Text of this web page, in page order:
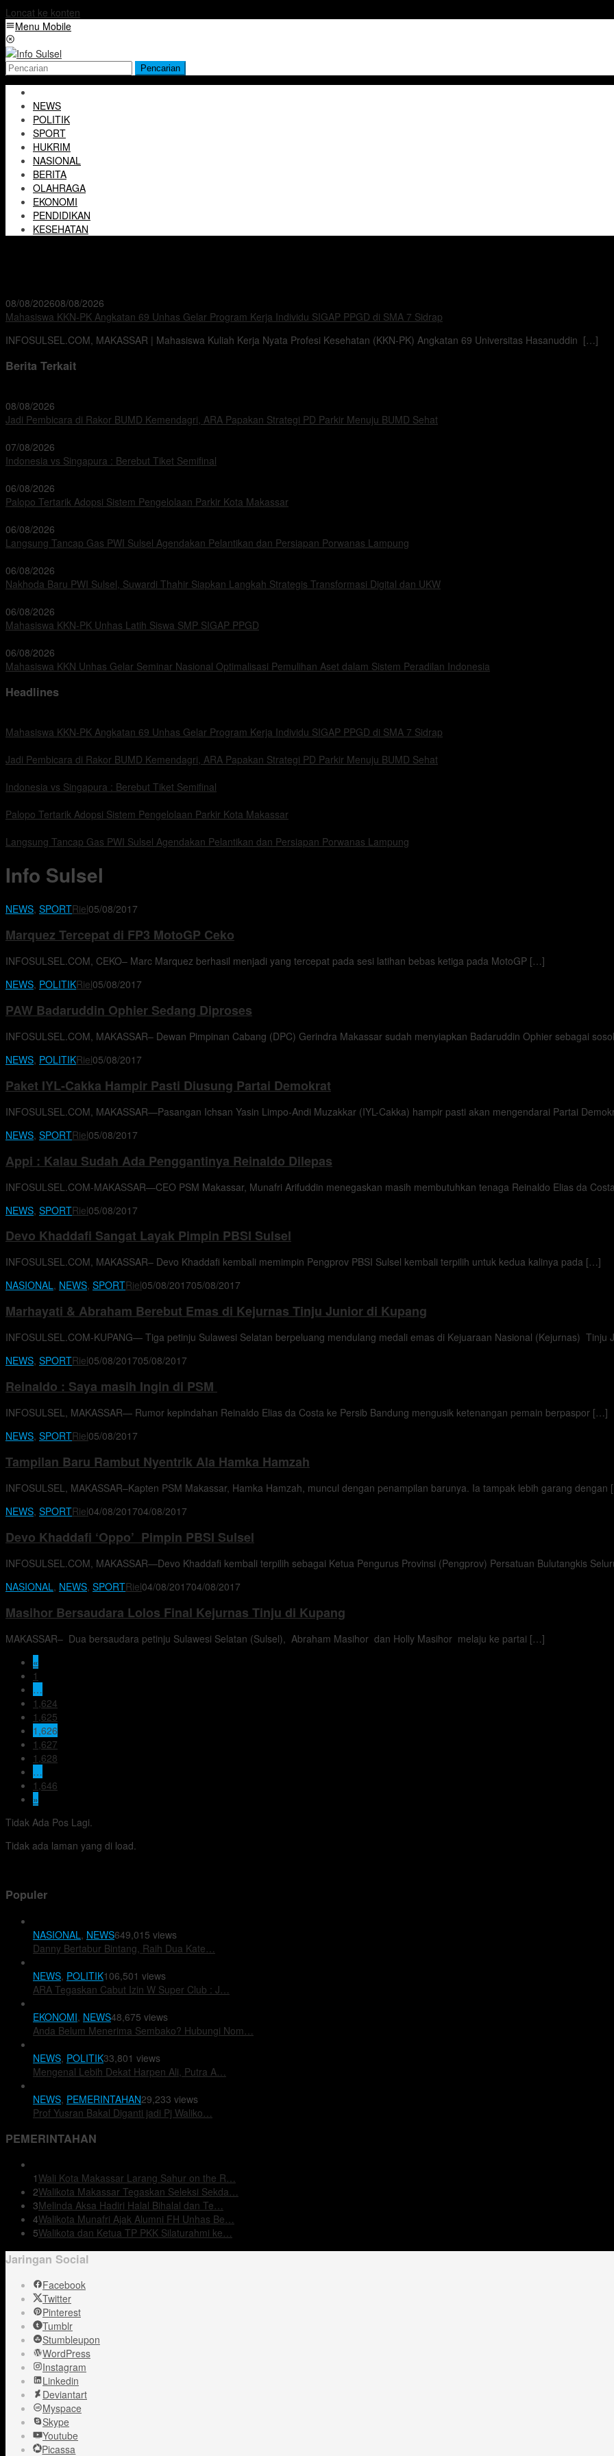
Loncat ke konten
Menu Mobile
Pencarian
NEWS
POLITIK
SPORT
HUKRIM
NASIONAL
BERITA
OLAHRAGA
EKONOMI
PENDIDIKAN
KESEHATAN
08/08/202608/08/2026
Mahasiswa KKN-PK Angkatan 69 Unhas Gelar Program Kerja Individu SIGAP PPGD di SMA 7 Sidrap
INFOSULSEL.COM, MAKASSAR | Mahasiswa Kuliah Kerja Nyata Profesi Kesehatan (KKN-PK) Angkatan 69 Universitas Hasanuddin […]
Berita Terkait
08/08/2026
Jadi Pembicara di Rakor BUMD Kemendagri, ARA Papakan Strategi PD Parkir Menuju BUMD Sehat
07/08/2026
Indonesia vs Singapura : Berebut Tiket Semifinal
06/08/2026
Palopo Tertarik Adopsi Sistem Pengelolaan Parkir Kota Makassar
06/08/2026
Langsung Tancap Gas PWI Sulsel Agendakan Pelantikan dan Persiapan Porwanas Lampung
06/08/2026
Nakhoda Baru PWI Sulsel, Suwardi Thahir Siapkan Langkah Strategis Transformasi Digital dan UKW
06/08/2026
Mahasiswa KKN-PK Unhas Latih Siswa SMP SIGAP PPGD
06/08/2026
Mahasiswa KKN Unhas Gelar Seminar Nasional Optimalisasi Pemulihan Aset dalam Sistem Peradilan Indonesia
Headlines
Mahasiswa KKN-PK Angkatan 69 Unhas Gelar Program Kerja Individu SIGAP PPGD di SMA 7 Sidrap
Jadi Pembicara di Rakor BUMD Kemendagri, ARA Papakan Strategi PD Parkir Menuju BUMD Sehat
Indonesia vs Singapura : Berebut Tiket Semifinal
Palopo Tertarik Adopsi Sistem Pengelolaan Parkir Kota Makassar
Langsung Tancap Gas PWI Sulsel Agendakan Pelantikan dan Persiapan Porwanas Lampung
Info Sulsel
NEWS, SPORTRiel05/08/2017
Marquez Tercepat di FP3 MotoGP Ceko
INFOSULSEL.COM, CEKO– Marc Marquez berhasil menjadi yang tercepat pada sesi latihan bebas ketiga pada MotoGP […]
NEWS, POLITIKRiel05/08/2017
PAW Badaruddin Ophier Sedang Diproses
INFOSULSEL.COM, MAKASSAR– Dewan Pimpinan Cabang (DPC) Gerindra Makassar sudah menyiapkan Badaruddin Ophier sebagai
NEWS, POLITIKRiel05/08/2017
Paket IYL-Cakka Hampir Pasti Diusung Partai Demokrat
INFOSULSEL.COM, MAKASSAR—Pasangan Ichsan Yasin Limpo-Andi Muzakkar (IYL-Cakka) hampir pasti akan mengendarai Partai
NEWS, SPORTRiel05/08/2017
Appi : Kalau Sudah Ada Penggantinya Reinaldo Dilepas
INFOSULSEL.COM-MAKASSAR—CEO PSM Makassar, Munafri Arifuddin menegaskan masih membutuhkan tenaga Reinaldo Elias da
NEWS, SPORTRiel05/08/2017
Devo Khaddafi Sangat Layak Pimpin PBSI Sulsel
INFOSULSEL.COM, MAKASSAR– Devo Khaddafi kembali memimpin Pengprov PBSI Sulsel kembali terpilih untuk kedua kalinya pada […]
NASIONAL, NEWS, SPORTRiel05/08/201705/08/2017
Marhayati & Abraham Berebut Emas di Kejurnas Tinju Junior di Kupang
INFOSULSEL.COM-KUPANG— Tiga petinju Sulawesi Selatan berpeluang mendulang medali emas di Kejuaraan Nasional (Kejurnas) Tinju
NEWS, SPORTRiel05/08/201705/08/2017
Reinaldo : Saya masih Ingin di PSM
‎INFOSULSEL, MAKASSAR— Rumor kepindahan Reinaldo Elias da Costa ke Persib Bandung mengusik ketenangan pemain berpaspor […]
NEWS, SPORTRiel05/08/2017
Tampilan Baru Rambut Nyentrik Ala Hamka Hamzah
INFOSULSEL, MAKASSAR–Kapten PSM Makassar, Hamka Hamzah, muncul dengan penampilan barunya. Ia tampak lebih garang dengan
NEWS, SPORTRiel04/08/201704/08/2017
Devo Khaddafi ‘Oppo’ Pimpin PBSI Sulsel
INFOSULSEL.COM, MAKASSAR—Devo Khaddafi kembali terpilih sebagai Ketua Pengurus Provinsi (Pengprov) Persatuan Bulutangkis
NASIONAL, NEWS, SPORTRiel04/08/201704/08/2017
Masihor Bersaudara Lolos Final Kejurnas Tinju di Kupang
MAKASSAR– Dua bersaudara petinju Sulawesi Selatan (Sulsel), Abraham Masihor dan Holly Masihor melaju ke partai […]
«
1
…
1,624
1,625
1,626
1,627
1,628
…
1,646
»
Tidak Ada Pos Lagi.
Tidak ada laman yang di load.
Populer
NASIONAL, NEWS649,015 views
⁠⁠⁠Danny Bertabur Bintang, Raih Dua Kate…
NEWS, POLITIK106,501 views
ARA Tegaskan Cabut Izin W Super Club : J…
EKONOMI, NEWS48,675 views
Anda Belum Menerima Sembako? Hubungi Nom…
NEWS, POLITIK33,801 views
Mengenal Lebih Dekat Harpen Ali, Putra A…
NEWS, PEMERINTAHAN29,233 views
Prof Yusran Bakal Diganti jadi Pj Waliko…
PEMERINTAHAN
1Wali Kota Makassar Larang Sahur on the R…
2Walikota Makassar Tegaskan Seleksi Sekda…
3Melinda Aksa Hadiri Halal Bihalal dan Te…
4Walikota Munafri Ajak Alumni FH Unhas Be…
5Walikota dan Ketua TP PKK Silaturahmi ke…
Jaringan Social
Facebook
Twitter
Pinterest
Tumblr
Stumbleupon
WordPress
Instagram
Linkedin
Deviantart
Myspace
Skype
Youtube
Picassa